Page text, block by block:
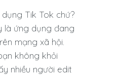
Tik Tok chứ?
là ứng dụng đang
mạng xã hội.
không khỏi
nhiều người edit